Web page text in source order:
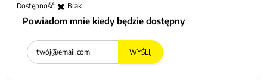
Dostępność: Brak
Powiadom mnie kiedy będzie dostępny
WYŚLIJ